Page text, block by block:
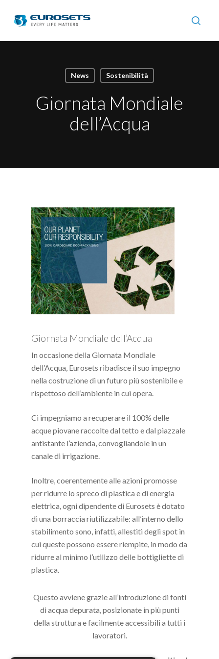
content
News Sostenibilità
Giornata Mondiale
dell’Acqua
Giornata Mondiale dell’Acqua
In occasione della Giornata Mondiale
dell’Acqua, Eurosets ribadisce il suo impegno
nella costruzione di un futuro più sostenibile e
rispettoso dell’ambiente in cui opera.
Ci impegniamo a recuperare il 100% delle
acque piovane raccolte dal tetto e dal piazzale
antistante l’azienda, convogliandole in un
canale di irrigazione.
Inoltre, coerentemente alle azioni promosse
per ridurre lo spreco di plastica e di energia
elettrica, ogni dipendente di Eurosets è dotato
di una borraccia riutilizzabile: all’interno dello
stabilimento sono, infatti, allestiti degli spot in
cui queste possono essere riempite, in modo da
ridurre al minimo l’utilizzo delle bottigliette di
plastica.
Questo avviene grazie all’introduzione di fonti
di acqua depurata, posizionate in più punti
della struttura e facilmente accessibili a tutti i
lavoratori.